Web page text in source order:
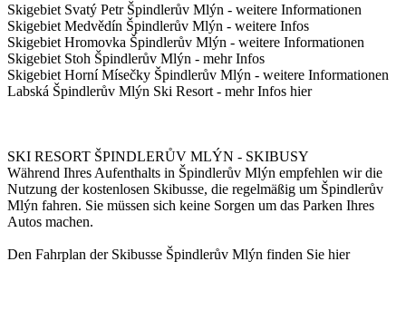
Skigebiet Svatý Petr Špindlerův Mlýn - weitere Informationen
Skigebiet Medvědín Špindlerův Mlýn - weitere Infos
Skigebiet Hromovka Špindlerův Mlýn - weitere Informationen
Skigebiet Stoh Špindlerův Mlýn - mehr Infos
Skigebiet Horní Mísečky Špindlerův Mlýn - weitere Informationen
Labská Špindlerův Mlýn Ski Resort - mehr Infos hier
SKI RESORT ŠPINDLERŮV MLÝN - SKIBUSY
Während Ihres Aufenthalts in Špindlerův Mlýn empfehlen wir die
Nutzung der kostenlosen Skibusse, die regelmäßig um Špindlerův
Mlýn fahren. Sie müssen sich keine Sorgen um das Parken Ihres
Autos machen.
Den Fahrplan der Skibusse Špindlerův Mlýn finden Sie hier